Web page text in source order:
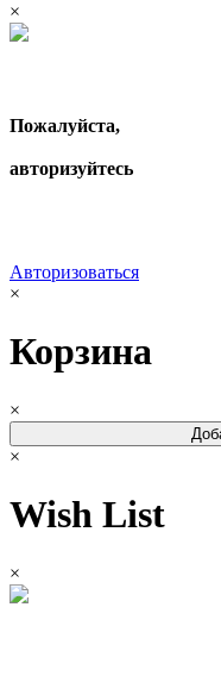
×
Пожалуйста,
авторизуйтесь
Авторизоваться
×
Корзина
×
×
Wish List
×